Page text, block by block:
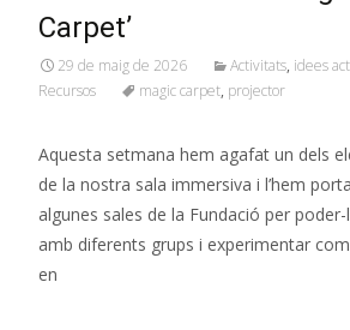
Carpet’
29 de maig de 2026 Activitats, idees
Recursos
magic carpet, projector
Aquesta setmana hem agafat un dels
de la nostra sala immersiva i l’hem
algunes sales de la Fundació per
amb diferents grups i experimentar
en